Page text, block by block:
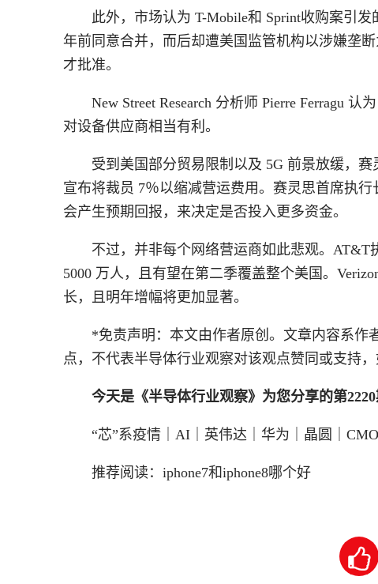
此外，市场认为 T-Mobile和 Sprint收购案引
年前同意合并，而后却遭美国监管机构以涉嫌垄
才批准。
New Street Research 分析师 Pierre Ferragu
对设备供应商相当有利。
受到美国部分贸易限制以及 5G 前景放缓，
宣布将裁员 7％以缩减营运费用。赛灵思首席执
会产生预期回报，来决定是否投入更多资金。
不过，并非每个网络营运商如此悲观。AT&T
5000 万人，且有望在第二季覆盖整个美国。
长，且明年增幅将更加显著。
*免责声明：本文由作者原创。文章内容系作
点，不代表半导体行业观察对该观点赞同或支持
今天是《半导体行业观察》为您分享的第2220
“芯”系疫情｜AI｜英伟达｜华为｜晶圆｜
推荐阅读： iphone7和iphone8哪个好
